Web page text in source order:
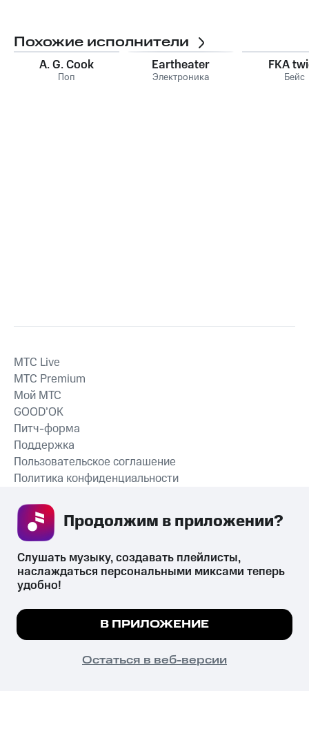
Похожие исполнители
A. G. Cook
Поп
Eartheater
Электроника
FKA
Бейс
СКАЧАТЬ ПРИЛОЖЕНИЕ
MTС Live
MTС Premium
Мой МТС
GOOD’OK
Питч-форма
Поддержка
Пользовательское соглашение
Политика конфиденциальности
психотропных веществ, их аналогов причиняет вред здоровью,
их незаконный оборот запрещён и влечёт установленную
законодательством ответственность.
© 2026 ООО «КИОН».
Все права защищены
Мы используем куки, чтобы на сайте все
Подробнее
ПОНЯТНО
Слушать музыку, создавать плейлисты,
наслаждаться персональными миксами теперь
удобно!
В ПРИЛОЖЕНИЕ
Остаться в веб-версии